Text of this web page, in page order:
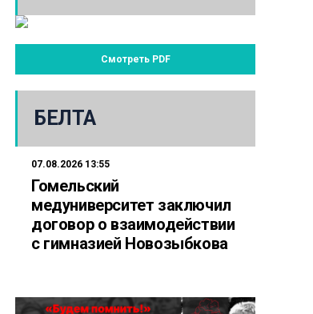
Смотреть PDF
БЕЛТА
07.08.2026 13:55
Гомельский
медуниверситет заключил
договор о взаимодействии
с гимназией Новозыбкова